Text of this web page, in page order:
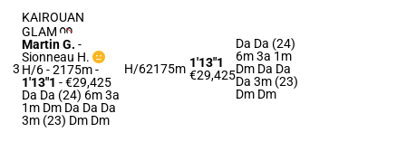
3
KAIROUAN
GLAM
Martin G. -
Sionneau H.
H/6 - 2175m-
1'13"1 - €29,425
Da Da (24) 6m 3a
1m Dm Da Da Da
3m (23) Dm Dm
H/62175m 1'13"1
€29,425
Da Da (24)
6m 3a 1m
Dm Da Da
Da 3m (23)
Dm Dm